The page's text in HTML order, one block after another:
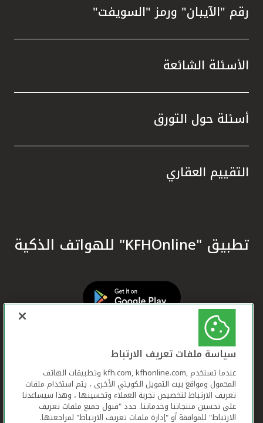
رقم "الآيبان" ورمز "السويفت"
الأسئلة الشائعة
أسئلة حول التورق
التقييم العقاري
تطبيق "KFHOnline" للهواتف الذكية
سياسة ملفات تعريف الارتباط
عندما تستخدم ,kfh.com, kfhonline.com وتطبيقات الهاتف
المحمول ومواقع بيت التمويل الكويتي الأخرى ، يتم استخدام ملفات
تعريف الارتباط لتخصيص تجربة العملاء وتحسينها ، وهذا سيساعدنا
على تحسين منتجاتنا وخدماتنا. حدد "قبول جميع ملفات تعريف
الارتباط" للموافقة أو "إدارة ملفات تعريف الارتباط" لمراجعتها.